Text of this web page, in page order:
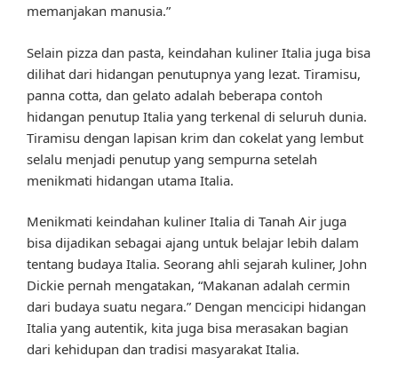
memanjakan manusia.”
Selain pizza dan pasta, keindahan kuliner Italia juga bisa
dilihat dari hidangan penutupnya yang lezat. Tiramisu,
panna cotta, dan gelato adalah beberapa contoh
hidangan penutup Italia yang terkenal di seluruh dunia.
Tiramisu dengan lapisan krim dan cokelat yang lembut
selalu menjadi penutup yang sempurna setelah
menikmati hidangan utama Italia.
Menikmati keindahan kuliner Italia di Tanah Air juga
bisa dijadikan sebagai ajang untuk belajar lebih dalam
tentang budaya Italia. Seorang ahli sejarah kuliner, John
Dickie pernah mengatakan, “Makanan adalah cermin
dari budaya suatu negara.” Dengan mencicipi hidangan
Italia yang autentik, kita juga bisa merasakan bagian
dari kehidupan dan tradisi masyarakat Italia.